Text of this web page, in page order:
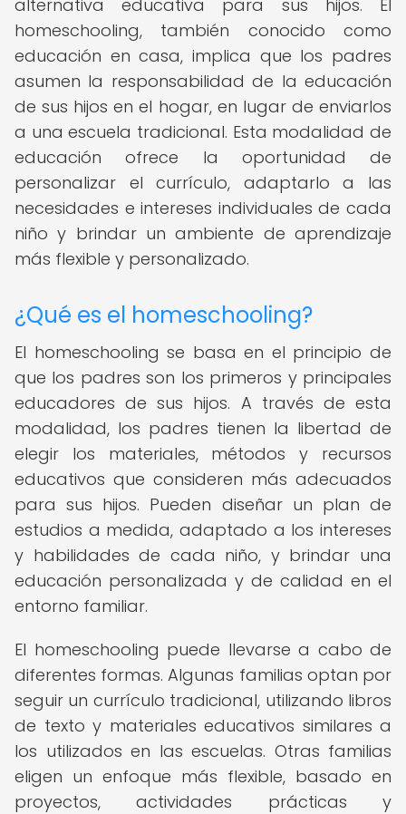
alternativa educativa para sus hijos. El
homeschooling, también conocido como
educación en casa, implica que los padres
asumen la responsabilidad de la educación
de sus hijos en el hogar, en lugar de enviarlos
a una escuela tradicional. Esta modalidad de
educación ofrece la oportunidad de
personalizar el currículo, adaptarlo a las
necesidades e intereses individuales de cada
niño y brindar un ambiente de aprendizaje
más flexible y personalizado.
¿Qué es el homeschooling?
El homeschooling se basa en el principio de
que los padres son los primeros y principales
educadores de sus hijos. A través de esta
modalidad, los padres tienen la libertad de
elegir los materiales, métodos y recursos
educativos que consideren más adecuados
para sus hijos. Pueden diseñar un plan de
estudios a medida, adaptado a los intereses
y habilidades de cada niño, y brindar una
educación personalizada y de calidad en el
entorno familiar.
El homeschooling puede llevarse a cabo de
diferentes formas. Algunas familias optan por
seguir un currículo tradicional, utilizando libros
de texto y materiales educativos similares a
los utilizados en las escuelas. Otras familias
eligen un enfoque más flexible, basado en
proyectos, actividades prácticas y